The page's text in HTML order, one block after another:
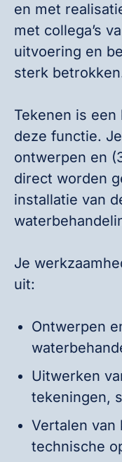
en met
met collega’s
uitvoering en
sterk
Tekenen is
deze functie.
ontwerpen en
direct worden
installatie van
Je
uit:
Ontwerpen
Uitwerken
tekeningen,
Vertalen van
technische